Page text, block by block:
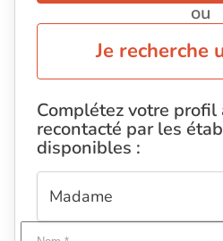
ou
Je recherche
Complétez votre
recontacté par les
disponibles :